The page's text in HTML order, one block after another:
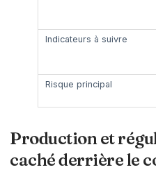
Production et
caché derrière le